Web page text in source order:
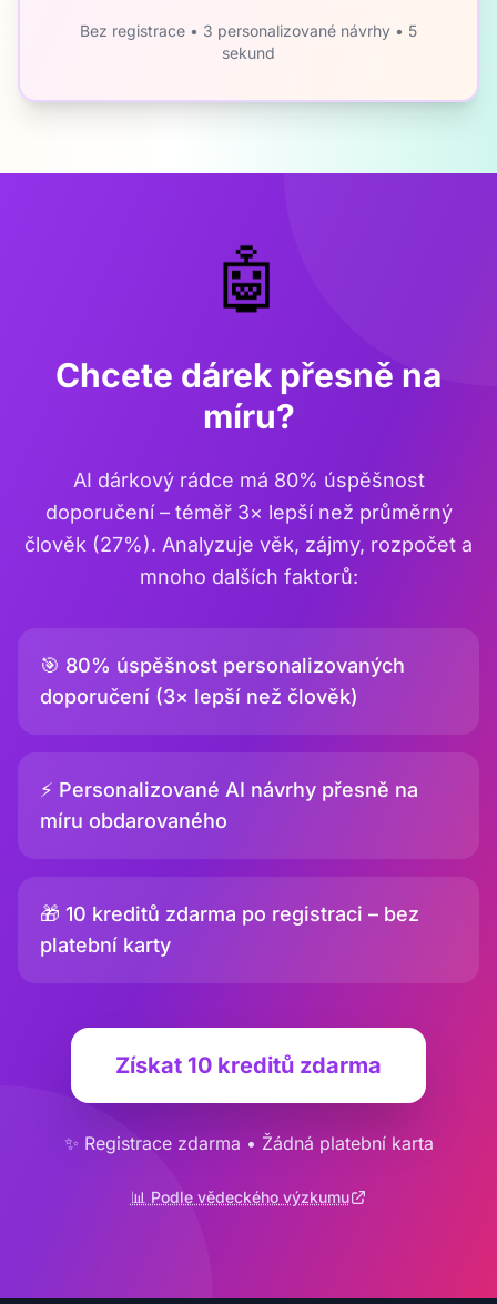
Bez registrace • 3 personalizované návrhy • 5
sekund
🤖
Chcete dárek přesně na
míru?
AI dárkový rádce má 80% úspěšnost
doporučení – téměř 3× lepší než průměrný
člověk (27%). Analyzuje věk, zájmy, rozpočet a
mnoho dalších faktorů:
🎯 80% úspěšnost personalizovaných
doporučení (3× lepší než člověk)
⚡ Personalizované AI návrhy přesně na
míru obdarovaného
🎁 10 kreditů zdarma po registraci – bez
platební karty
Získat 10 kreditů zdarma
✨ Registrace zdarma • Žádná platební karta
📊 Podle vědeckého výzkumu